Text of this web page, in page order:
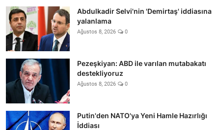
Abdulkadir Selvi'nin 'Demirtaş' iddiasına
yalanlama
Ağustos 8, 2026 0
Pezeşkiyan: ABD ile varılan mutabakatı
destekliyoruz
Ağustos 8, 2026 0
Putin'den NATO'ya Yeni Hamle Hazırlığı
İddiası